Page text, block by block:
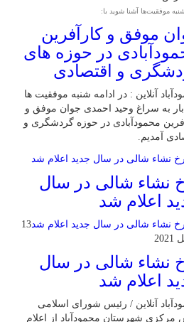
موفقیت‌ها آشنا شوید با:
موفق و کارآفرین
در حوزه های
و اقتصادی
آنلاین : در ادامه شنبه موفقیت ها
بار به سراغ وحید احمدی جوان موفق و
محمودآبادی در حوزه گردشگری و
آمدیم.
نشاء شالی در سال
اعلام شد
13
نشاء شالی در سال
اعلام شد
آنلاین / رئیس شورای اسلامی
مرکزی شهرستان محمودآباد از اعلام